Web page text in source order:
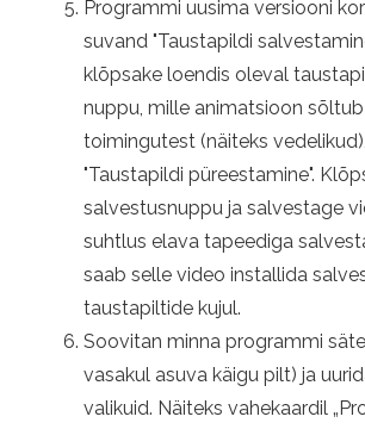
Programmi uusima versiooni
suvand "Taustapildi
klõpsake loendis oleval
nuppu, mille animatsioon
toimingutest (näiteks
"Taustapildi püreestamine".
salvestusnuppu ja salvestage
suhtlus elava tapeediga
saab selle video installida
taustapiltide kujul.
Soovitan minna programmi
vasakul asuva käigu pilt) ja
valikuid. Näiteks vahekaardil